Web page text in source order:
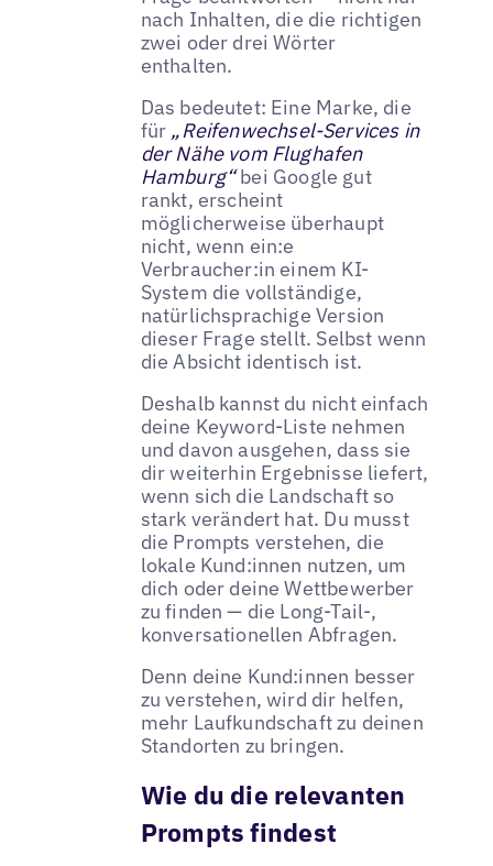
nach Inhalten, die die richtigen
zwei oder drei Wörter
enthalten.
Das bedeutet: Eine Marke, die
für „Reifenwechsel-Services in
der Nähe vom Flughafen
Hamburg“bei Google gut
rankt, erscheint
möglicherweise überhaupt
nicht, wenn ein:e
Verbraucher:in einem KI-
System die vollständige,
natürlichsprachige Version
dieser Frage stellt. Selbst wenn
die Absicht identisch ist.
Deshalb kannst du nicht einfach
deine Keyword-Liste nehmen
und davon ausgehen, dass sie
dir weiterhin Ergebnisse liefert,
wenn sich die Landschaft so
stark verändert hat. Du musst
die Prompts verstehen, die
lokale Kund:innen nutzen, um
dich oder deine Wettbewerber
zu finden — die Long-Tail-,
konversationellen Abfragen.
Denn deine Kund:innen besser
zu verstehen, wird dir helfen,
mehr Laufkundschaft zu deinen
Standorten zu bringen.
Wie du die relevanten
Prompts findest